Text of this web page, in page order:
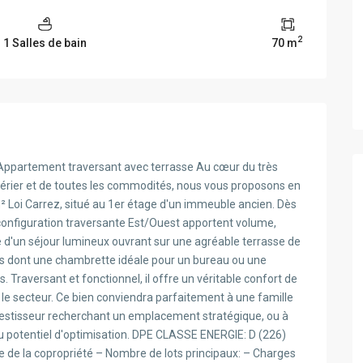
1 Salles de bain 70 m2
Appartement traversant avec terrasse Au cœur du très
et de toutes les commodités, nous vous proposons en
Carrez, situé au 1er étage d'un immeuble ancien. Dès
traversante Est/Ouest apportent volume,
séjour lumineux ouvrant sur une agréable terrasse de
dont une chambrette idéale pour un bureau ou une
Traversant et fonctionnel, il offre un véritable confort de
secteur. Ce bien conviendra parfaitement à une famille
recherchant un emplacement stratégique, ou à
d'optimisation. DPE CLASSE ENERGIE: D (226)
de la copropriété – Nombre de lots principaux: – Charges